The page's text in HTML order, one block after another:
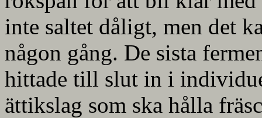
inte saltet dåligt, men det
någon gång. De sista
hittade till slut in i
ättikslag som ska hålla